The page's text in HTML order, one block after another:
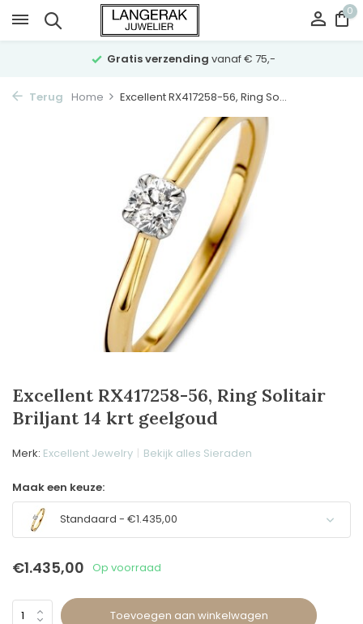
0
Gratis verzending vanaf € 75,-
Terug Home Excellent RX417258-56, Ring So...
Excellent RX417258-56, Ring Solitair
Briljant 14 krt geelgoud
Merk: Excellent Jewelry Bekijk alles Sieraden
Maak een keuze:
Standaard - €1.435,00
€1.435,00 Op voorraad
Toevoegen aan winkelwagen